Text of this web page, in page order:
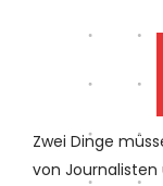
Zwei Dinge
von Journalisten